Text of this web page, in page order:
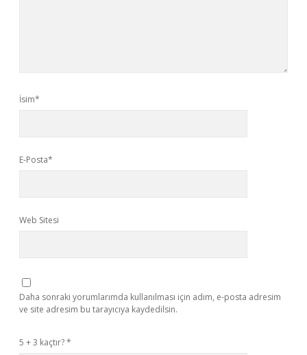
İsim*
E-Posta*
Web Sitesi
Daha sonraki yorumlarımda kullanılması için adım, e-posta adresim
ve site adresim bu tarayıcıya kaydedilsin.
5 + 3 kaçtır?*